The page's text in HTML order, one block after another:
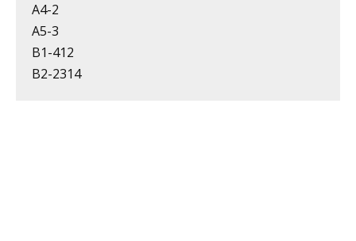
А4-2
А5-3
В1-412
В2-2314